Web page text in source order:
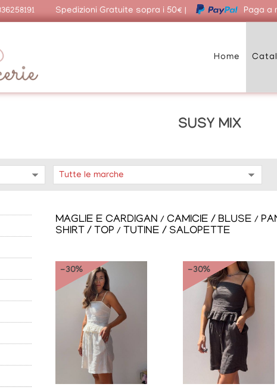
Spedizioni Gratuite sopra i 50€ | Paga a
Home
SUSY MIX
MAGLIE E CARDIGAN / CAMICIE / BLUSE /
SHIRT / TOP / TUTINE / SALOPETTE
-30% -30%